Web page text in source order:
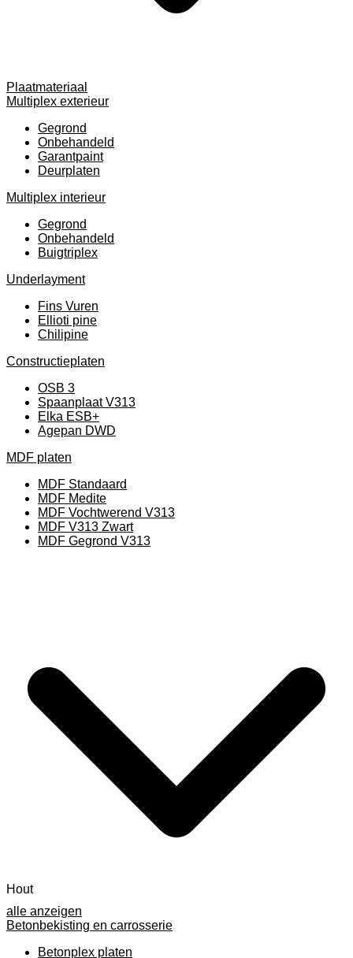
Plaatmateriaal
Multiplex exterieur
Gegrond
Onbehandeld
Garantpaint
Deurplaten
Multiplex interieur
Gegrond
Onbehandeld
Buigtriplex
Underlayment
Fins Vuren
Ellioti pine
Chilipine
Constructieplaten
OSB 3
Spaanplaat V313
Elka ESB+
Agepan DWD
MDF platen
MDF Standaard
MDF Medite
MDF Vochtwerend V313
MDF V313 Zwart
MDF Gegrond V313
alle anzeigen
Betonbekisting en carrosserie
Betonplex platen
Hout